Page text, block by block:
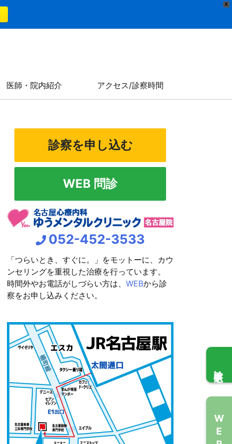
X
医師・院内紹介 アクセス/診察時間
WEB問診
診察を申し込む
WEB 問診
052-452-3533
「つらいとき、すぐに。」をモットーに、カウ
ンセリングを重視した治療を行っています。
時間外やお電話がしづらい方は、 WEBから診
察をお申し込みください。